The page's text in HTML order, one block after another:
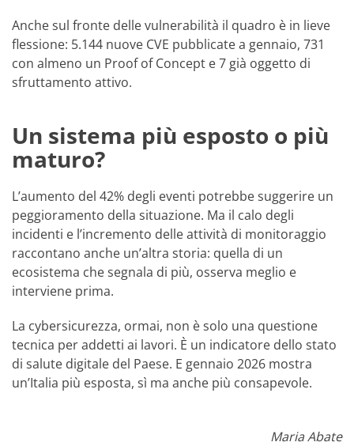
Anche sul fronte delle vulnerabilità il quadro è in lieve
flessione: 5.144 nuove CVE pubblicate a gennaio, 731
con almeno un Proof of Concept e 7 già oggetto di
sfruttamento attivo.
Un sistema più esposto o più
maturo?
L’aumento del 42% degli eventi potrebbe suggerire un
peggioramento della situazione. Ma il calo degli
incidenti e l’incremento delle attività di monitoraggio
raccontano anche un’altra storia: quella di un
ecosistema che segnala di più, osserva meglio e
interviene prima.
La cybersicurezza, ormai, non è solo una questione
tecnica per addetti ai lavori. È un indicatore dello stato
di salute digitale del Paese. E gennaio 2026 mostra
un’Italia più esposta, sì ma anche più consapevole.
Maria Abate